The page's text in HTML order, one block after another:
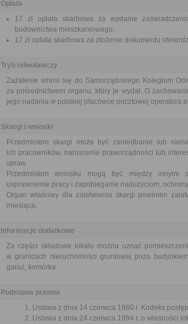
Opłata
17 zł opłata skarbowa za wydanie
budownictwa mieszkaniowego.
17 zł opłata skarbowa za złożenie dokumentu
Tryb odwoławczy
Zażalenie wnosi się do Samorządowego Kolegium
za pośrednictwem organu, który je wydał. O
jego nadania w polskiej placówce pocztowej operatora
Skargi i wnioski
Przedmiotem skargi może być zaniedbanie lub
ich pracowników, naruszenie praworządności lub
spraw.
Przedmiotem wniosku mogą być między innymi
usprawnienie pracy i zapobieganie nadużyciom,
Organ właściwy dla załatwienia skargi powinien
miesiąca.
Informacje dodatkowe
Za części składowe lokalu można uznać
w granicach nieruchomości gruntowej poza
garaż, komórka.
Podstawa prawna
Ustawa z dnia 14 czerwca 1960 r. Kodeks
Ustawa z dnia 24 czerwca 1994 r. o własności